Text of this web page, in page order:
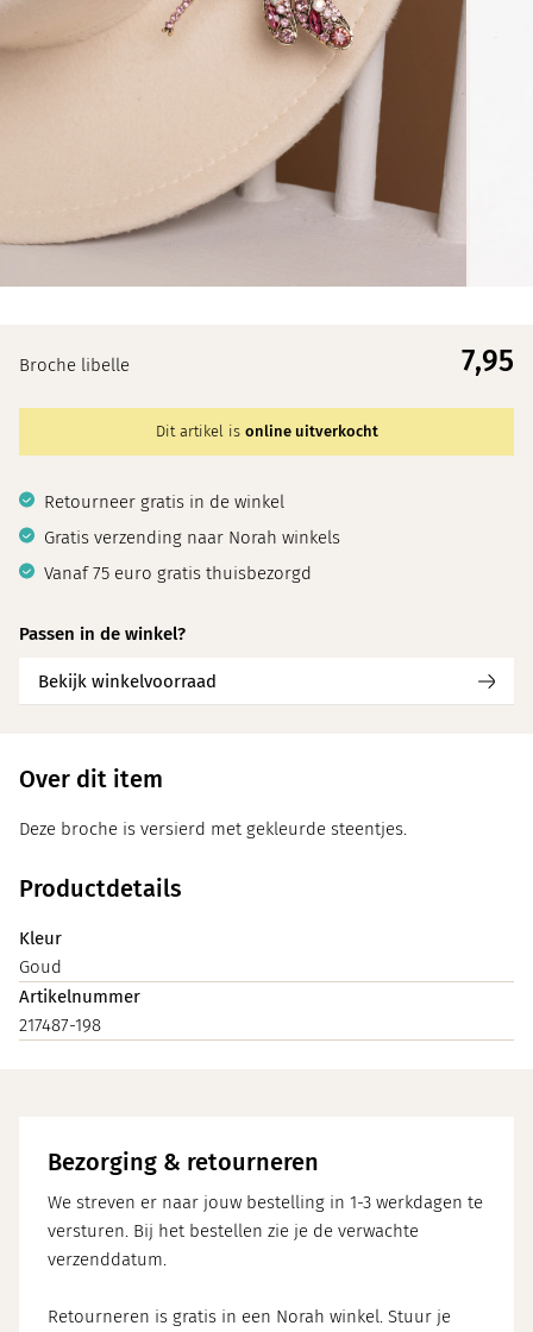
Broche libelle 7,95
Dit artikel is online uitverkocht
Retourneer gratis in de winkel
Gratis verzending naar Norah winkels
Vanaf 75 euro gratis thuisbezorgd
Passen in de winkel?
Bekijk winkelvoorraad
Over dit item
Deze broche is versierd met gekleurde steentjes.
Productdetails
Kleur
Goud
Artikelnummer
217487-198
Bezorging & retourneren
We streven er naar jouw bestelling in 1-3 werkdagen te
versturen. Bij het bestellen zie je de verwachte
verzenddatum.
Retourneren is gratis in een Norah winkel. Stuur je